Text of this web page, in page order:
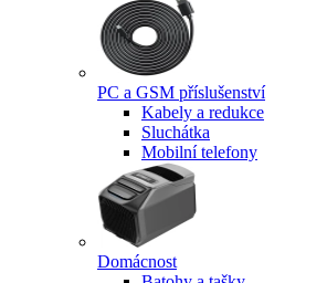
PC a GSM příslušenství
Kabely a redukce
Sluchátka
Mobilní telefony
Domácnost